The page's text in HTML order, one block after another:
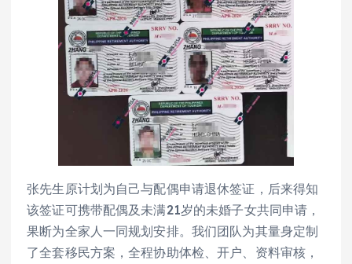
张先生原计划为自己与配偶申请退休签证，后来得知
该签证可携带配偶及未满21岁的未婚子女共同申请，
果断为全家人一同规划安排。我们团队为其量身定制
了全套移民方案，全程协助体检、开户、资料审核，